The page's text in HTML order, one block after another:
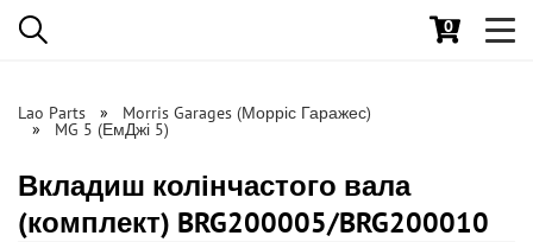
0
Lao Parts Morris Garages (Морріс Гаражес)
MG 5 (ЕмДжі 5)
Вкладиш колінчастого вала
(комплект) BRG200005/BRG200010